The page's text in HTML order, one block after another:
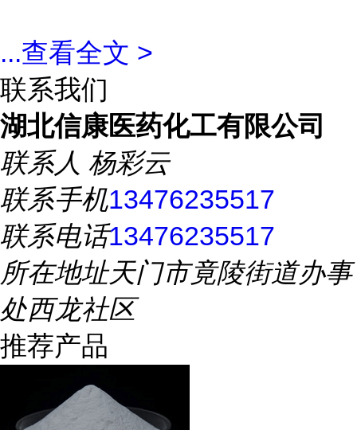
...查看全文 >
联系我们
湖北信康医药化工有限公司
联系人 杨彩云
联系手机13476235517
联系电话13476235517
所在地址天门市竟陵街道办事
处西龙社区
推荐产品